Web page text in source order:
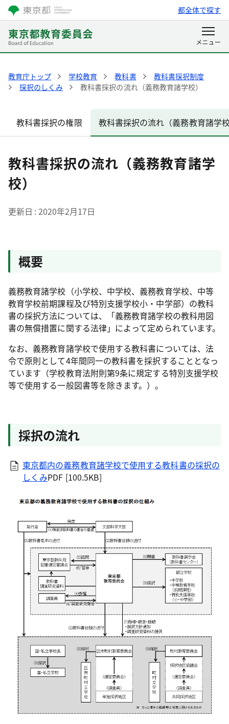
都全体で探す
教育庁トップ 学校教育 教科書
教科書採択制度
採択のしくみ
教科書採択の流れ（義務教育諸学校）
教科書採択の権限 教科書採択の流れ（義務教育諸学
教科書採択の流れ（義務教育諸学
校）
更新日 2020年2月17日
概要
義務教育諸学校（小学校、中学校、義務教育学校、中等
教育学校前期課程及び特別支援学校小・中学部）の教科
書の採択方法については、「義務教育諸学校の教科用図
書の無償措置に関する法律」によって定められています。
なお、義務教育諸学校で使用する教科書については、法
令で原則として4年間同一の教科書を採択することとなっ
ています（学校教育法附則第9条に規定する特別支援学校
等で使用する一般図書等を除きます。）。
採択の流れ
東京都内の義務教育諸学校で使用する教科書の採択の
しくみPDF [100.5KB]